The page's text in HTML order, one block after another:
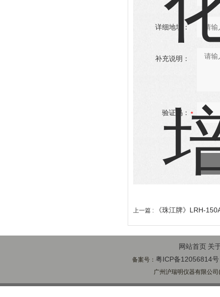
详细地址：
补充说明：
验证码：
上一篇 : 《珠江牌》LRH-
网站首页 关
备案号： 粤ICP备12056814号
广州沪瑞明仪器有限公